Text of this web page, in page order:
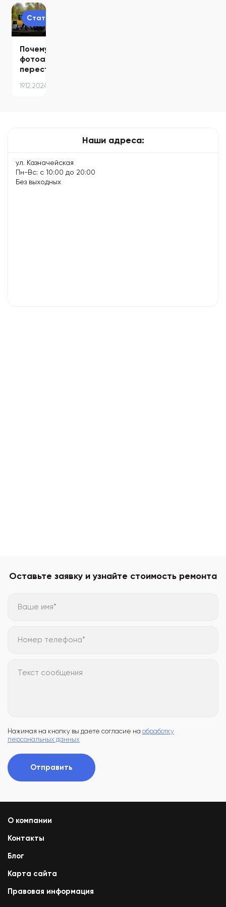
продлить
время…
Статьи
Почему
фотоаппарат
перестал
–
19.12.2024
Наши адреса:
ул. Казначейская
Пн-Вс: с 10:00 до 20:00
Без выходных
Оставьте заявку и узнайте стоимость ремонта
Ваше имя*
Номер телефона*
Текст сообщения
Нажимая на кнопку вы даете согласие на обработку
персональных данных
Отправить
О компании
Контакты
Блог
Карта сайта
Правовая информация